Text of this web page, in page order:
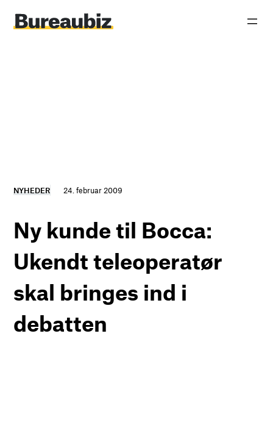
indhold
NYHEDER 24. februar 2009
Ny kunde til Bocca:
Ukendt teleoperatør
skal bringes ind i
debatten